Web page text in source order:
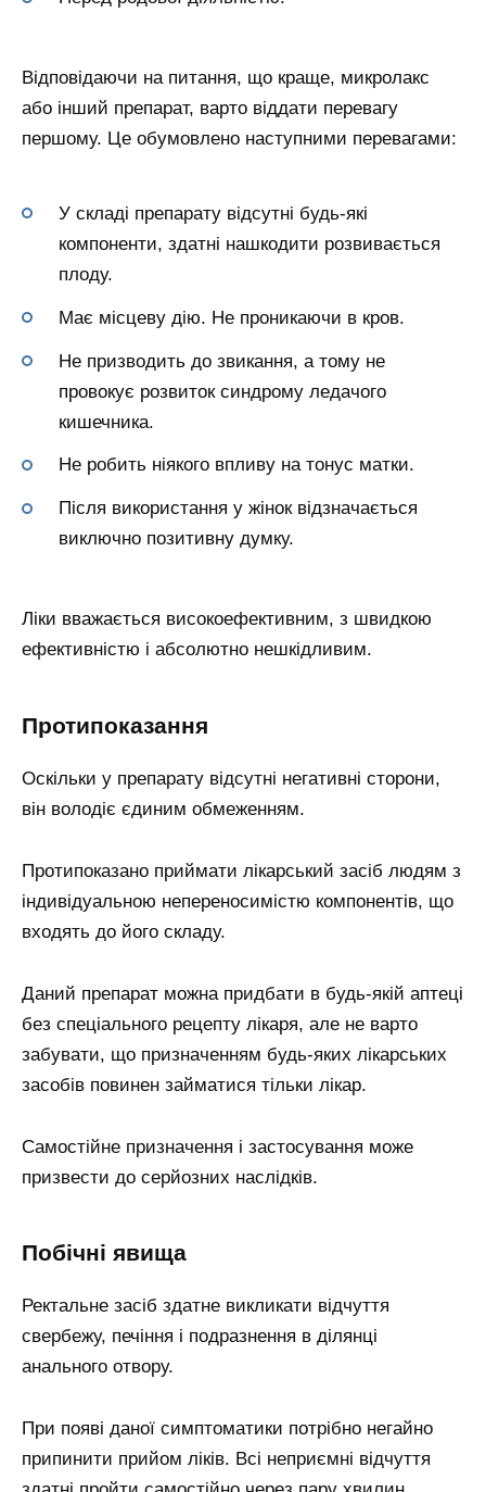
Відповідаючи на питання, що краще, микролакс
або інший препарат, варто віддати перевагу
першому. Це обумовлено наступними перевагами:
У складі препарату відсутні будь-які
компоненти, здатні нашкодити розвивається
плоду.
Має місцеву дію. Не проникаючи в кров.
Не призводить до звикання, а тому не
провокує розвиток синдрому ледачого
кишечника.
Не робить ніякого впливу на тонус матки.
Після використання у жінок відзначається
виключно позитивну думку.
Ліки вважається високоефективним, з швидкою
ефективністю і абсолютно нешкідливим.
Протипоказання
Оскільки у препарату відсутні негативні сторони,
він володіє єдиним обмеженням.
Протипоказано приймати лікарський засіб людям з
індивідуальною непереносимістю компонентів, що
входять до його складу.
Даний препарат можна придбати в будь-якій аптеці
без спеціального рецепту лікаря, але не варто
забувати, що призначенням будь-яких лікарських
засобів повинен займатися тільки лікар.
Самостійне призначення і застосування може
призвести до серйозних наслідків.
Побічні явища
Ректальне засіб здатне викликати відчуття
свербежу, печіння і подразнення в ділянці
анального отвору.
При появі даної симптоматики потрібно негайно
припинити прийом ліків. Всі неприємні відчуття